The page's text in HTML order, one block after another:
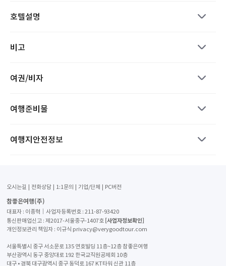
호텔설명
비고
여권/비자
여행준비물
여행지안전정보
오시는길 전화상담 1:1문의 기업/단체 PC버전
참좋은여행(주)
대표자 : 이종혁│사업자등록번호 : 211-87-93420
통신판매업신고 : 제2017-서울중구-1407호 [사업자정보확인]
개인정보관리 책임자 : 이규식 privacy@verygoodtour.com
서울특별시 중구 서소문로 135 연호빌딩 11층~12층 참좋은여행
부산광역시 동구 중앙대로 192 한국교직원공제회 10층
대구 • 경북 대구광역시 중구 동덕로 167 KT타워 신관 11층